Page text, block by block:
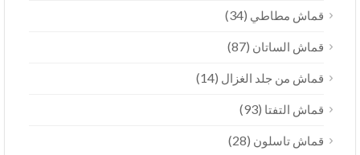
قماش مطاطي(34)
قماش الساتان(87)
قماش من جلد الغزال(14)
قماش التفتا(93)
قماش تاسلون(28)